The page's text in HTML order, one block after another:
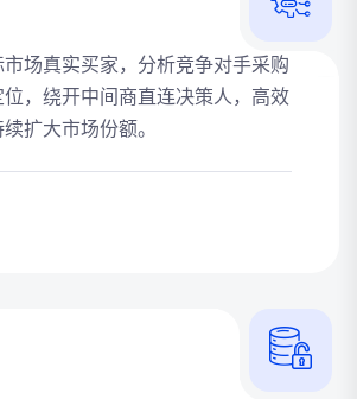
场真实买家，分析竞争对手采购
，绕开中间商直连决策人，高效
扩大市场份额。